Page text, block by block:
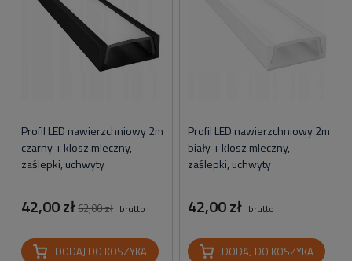
Profil LED nawierzchniowy 2m
czarny + klosz mleczny,
zaślepki, uchwyty
42,00 zł62,00 zł brutto
DODAJ DO KOSZYKA
Profil LED nawierzchniowy 2m
biały + klosz mleczny,
zaślepki, uchwyty
42,00 zł brutto
DODAJ DO KOSZYKA